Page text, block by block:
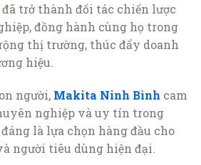
đã trở thành đối tác chiến lược
đồng hành cùng họ trong
thị trường, thúc đẩy doanh
hiệu.
người, Makita Ninh Bình cam
nghiệp và uy tín trong
là lựa chọn hàng đầu cho
người tiêu dùng hiện đại.